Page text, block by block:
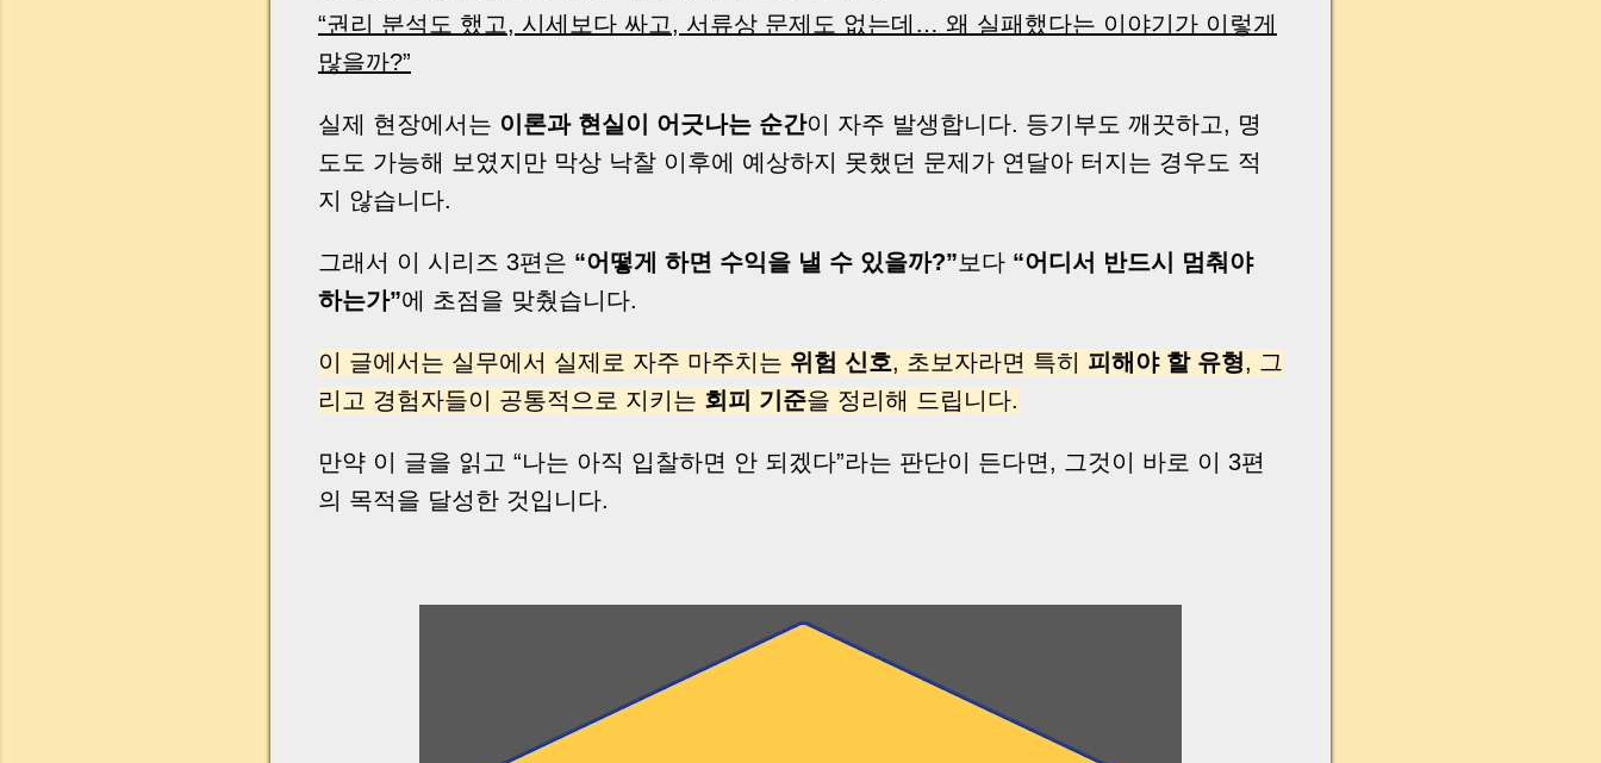
“권리 분석도 했고, 시세보다 싸고, 서류상 문제도 없는데… 왜 실패했다는 이야기가 이렇게
많을까?”
실제 현장에서는 이론과 현실이 어긋나는 순간이 자주 발생합니다. 등기부도 깨끗하고, 명
도도 가능해 보였지만 막상 낙찰 이후에 예상하지 못했던 문제가 연달아 터지는 경우도 적
지 않습니다.
그래서 이 시리즈 3편은 “어떻게 하면 수익을 낼 수 있을까?”보다 “어디서 반드시 멈춰야
하는가”에 초점을 맞췄습니다.
이 글에서는 실무에서 실제로 자주 마주치는 위험 신호, 초보자라면 특히 피해야 할 유형, 그
리고 경험자들이 공통적으로 지키는 회피 기준을 정리해 드립니다.
만약 이 글을 읽고 “나는 아직 입찰하면 안 되겠다”라는 판단이 든다면, 그것이 바로 이 3편
의 목적을 달성한 것입니다.